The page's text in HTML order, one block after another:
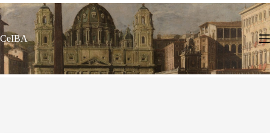
Saltar
al
contenido
CeIBA